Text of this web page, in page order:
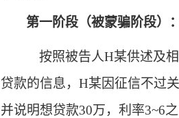
第一阶段（被蒙骗阶段）：
按照被告人H某供述及
贷款的信息， H某 因征信不过关
并说明想贷款30万，利率3~6